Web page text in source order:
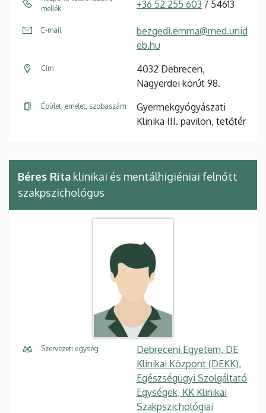
mellék
+36 52 255 603 / 54613
E-mail
bezgedi.emma@med.unid
eb.hu
Cím
4032 Debrecen,
Nagyerdei körút 98.
Épület, emelet, szobaszám
Gyermekgyógyászati
Klinika III. pavilon, tetőtér
Béres Rita klinikai és mentálhigiéniai felnőtt
szakpszichológus
Szervezeti egység
Debreceni Egyetem, DE
Klinikai Központ (DEKK),
Egészségügyi Szolgáltató
Egységek, KK Klinikai
Szakpszichológiai